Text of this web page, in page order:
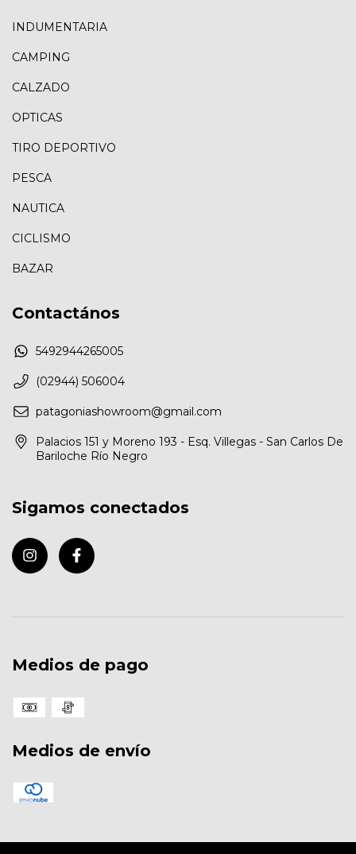
INDUMENTARIA
CAMPING
CALZADO
OPTICAS
TIRO DEPORTIVO
PESCA
NAUTICA
CICLISMO
BAZAR
Contactános
5492944265005
(02944) 506004
patagoniashowroom@gmail.com
Palacios 151 y Moreno 193 - Esq. Villegas - San Carlos De
Bariloche Río Negro
Sigamos conectados
Medios de pago
Medios de envío